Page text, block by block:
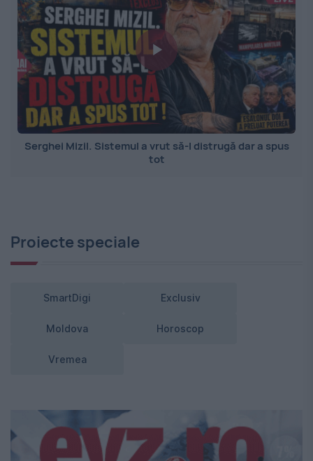
Serghei Mizil. Sistemul a vrut să-l distrugă dar a spus
tot
Proiecte speciale
SmartDigi Exclusiv
Moldova Horoscop
Vremea